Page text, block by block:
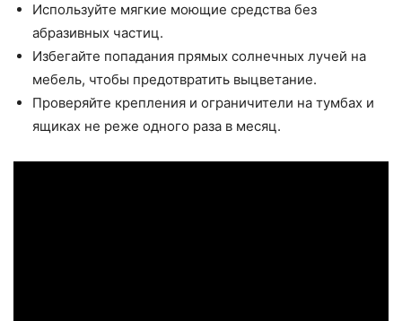
Используйте мягкие моющие средства без
абразивных частиц.
Избегайте попадания прямых солнечных лучей на
мебель, чтобы предотвратить выцветание.
Проверяйте крепления и ограничители на тумбах и
ящиках не реже одного раза в месяц.